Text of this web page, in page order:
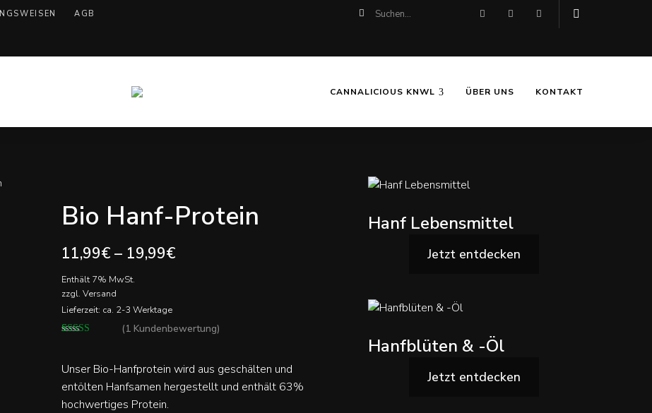
AGB
Hanf
CANNALICIOUS KNWL ÜBER UNS KONTAKT
Bio Hanf-Protein
11,99€– 19,99€
Enthält 7% MwSt.
zzgl. Versand
Lieferzeit: ca. 2-3 Werktage
basierend auf
Kundenbewe
rtung
(1 Kundenbewertung)
Unser Bio-Hanfprotein wird aus geschälten und
entölten Hanfsamen hergestellt und enthält 63%
hochwertiges Protein.
Hanf Lebensmittel
Jetzt entdecken
Hanfblüten & -Öl
Jetzt entdecken